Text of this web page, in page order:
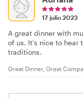
17 julio 2023
A great dinner with
of us. It's nice to hear
traditions.
Great Dinner, Great